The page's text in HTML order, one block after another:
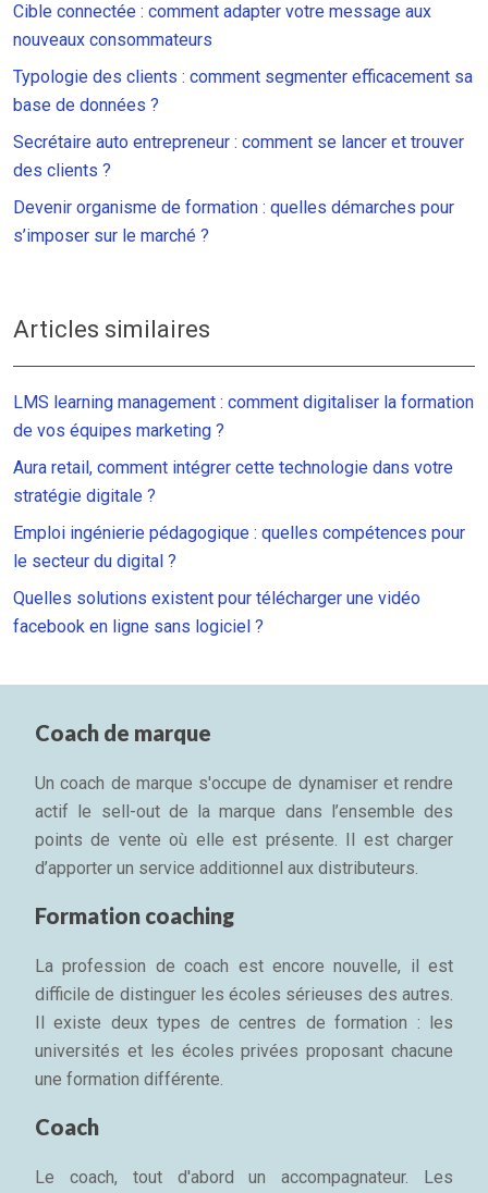
Cible connectée : comment adapter votre message aux
nouveaux consommateurs
Typologie des clients : comment segmenter efficacement sa
base de données ?
Secrétaire auto entrepreneur : comment se lancer et trouver
des clients ?
Devenir organisme de formation : quelles démarches pour
s’imposer sur le marché ?
Articles similaires
LMS learning management : comment digitaliser la formation
de vos équipes marketing ?
Aura retail, comment intégrer cette technologie dans votre
stratégie digitale ?
Emploi ingénierie pédagogique : quelles compétences pour
le secteur du digital ?
Quelles solutions existent pour télécharger une vidéo
facebook en ligne sans logiciel ?
Coach de marque
Un coach de marque s'occupe de dynamiser et rendre
actif le sell-out de la marque dans l’ensemble des
points de vente où elle est présente. Il est charger
d’apporter un service additionnel aux distributeurs.
Formation coaching
La profession de coach est encore nouvelle, il est
difficile de distinguer les écoles sérieuses des autres.
Il existe deux types de centres de formation : les
universités et les écoles privées proposant chacune
une formation différente.
Coach
Le coach, tout d'abord un accompagnateur. Les